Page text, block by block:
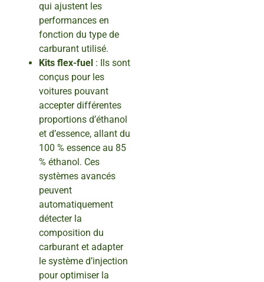
qui ajustent les
performances en
fonction du type de
carburant utilisé.
Kits flex-fuel : Ils sont
conçus pour les
voitures pouvant
accepter différentes
proportions d’éthanol
et d’essence, allant du
100 % essence au 85
% éthanol. Ces
systèmes avancés
peuvent
automatiquement
détecter la
composition du
carburant et adapter
le système d’injection
pour optimiser la